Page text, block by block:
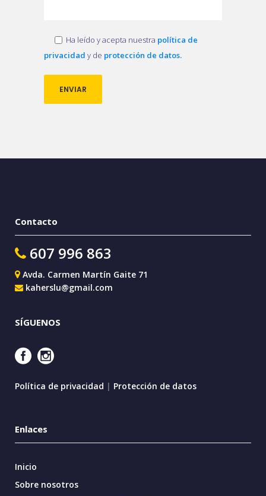
Ha leído y acepta nuestra política de
privacidad y de protección de datos.
Contacto
607 996 863
Avda. Carmen Martín Gaite 71
kaherslu@gmail.com
SÍGUENOS
Política de privacidad | Protección de datos
Enlaces
Inicio
Sobre nosotros